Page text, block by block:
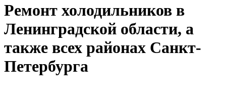
Ремонт холодильников в
Ленинградской области, а
также всех районах Санкт-
Петербурга